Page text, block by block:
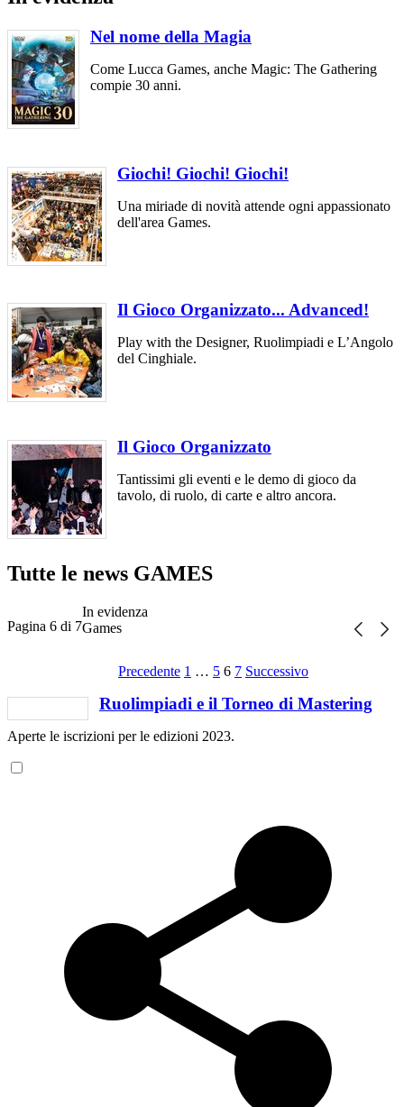
Nel nome della Magia
Come Lucca Games, anche Magic: The Gathering
compie 30 anni.
Giochi! Giochi! Giochi!
Una miriade di novità attende ogni appassionato
dell'area Games.
Il Gioco Organizzato... Advanced!
Play with the Designer, Ruolimpiadi e L’Angolo
del Cinghiale.
Il Gioco Organizzato
Tantissimi gli eventi e le demo di gioco da
tavolo, di ruolo, di carte e altro ancora.
Tutte le news GAMES
Pagina 6 di 7
Precedente 1 … 5 6 7 Successivo
In evidenza
Games
Ruolimpiadi e il Torneo di Mastering
Aperte le iscrizioni per le edizioni 2023.